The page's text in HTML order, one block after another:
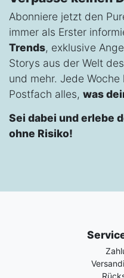
Abonniere jetzt den
immer als Erster
Trends, exklusive
Storys aus der Welt
und mehr. Jede
Postfach alles, was
Sei dabei und erlebe
ohne Risiko!